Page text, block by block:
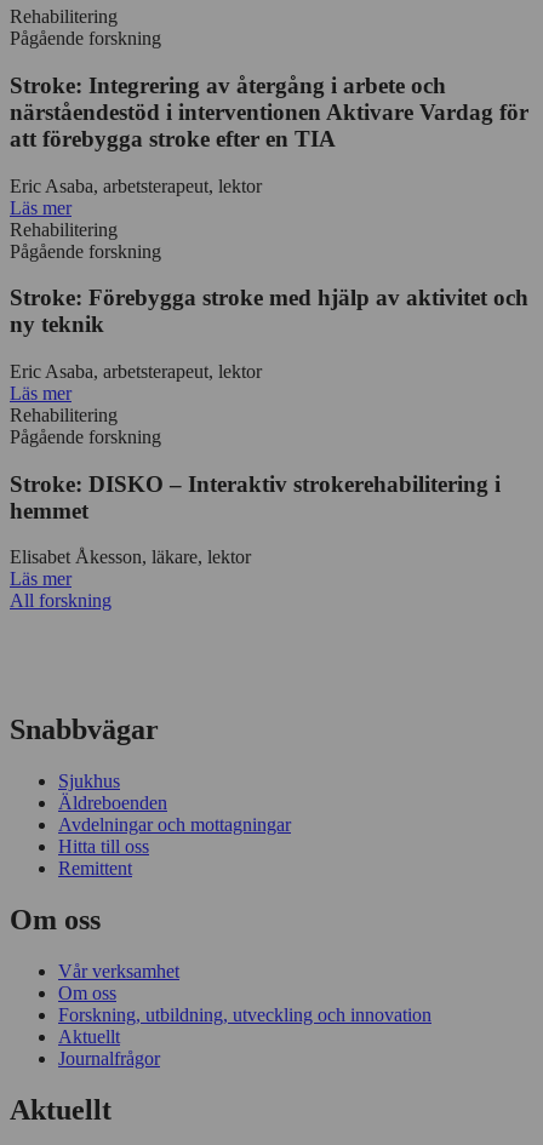
Rehabilitering
Pågående forskning
Stroke: Integrering av återgång i arbete och
närståendestöd i interventionen Aktivare Vardag för
att förebygga stroke efter en TIA
Eric Asaba, arbetsterapeut, lektor
Läs mer
Rehabilitering
Pågående forskning
Stroke: Förebygga stroke med hjälp av aktivitet och
ny teknik
Eric Asaba, arbetsterapeut, lektor
Läs mer
Rehabilitering
Pågående forskning
Stroke: DISKO – Interaktiv strokerehabilitering i
hemmet
Elisabet Åkesson, läkare, lektor
Läs mer
All forskning
Snabbvägar
Sjukhus
Äldreboenden
Avdelningar och mottagningar
Hitta till oss
Remittent
Om oss
Vår verksamhet
Om oss
Forskning, utbildning, utveckling och innovation
Aktuellt
Journalfrågor
Aktuellt